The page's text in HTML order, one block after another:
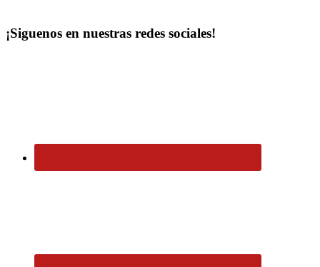
¡Siguenos en nuestras redes sociales!